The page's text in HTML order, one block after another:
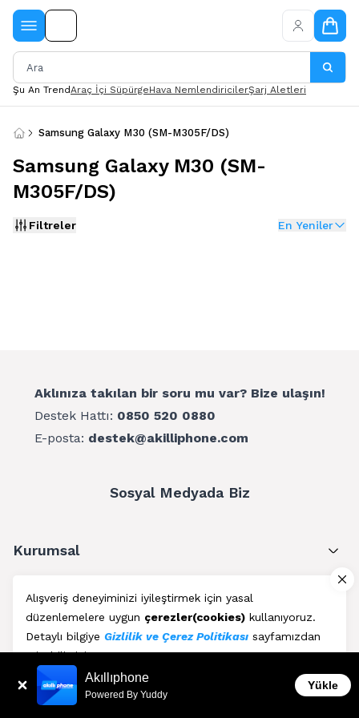
Alışveriş deneyiminizi iyileştirmek için yasal
düzenlemelere uygun çerezler(cookies) kullanıyoruz.
Detaylı bilgiye Gizlilik ve Çerez Politikası sayfamızdan
erişebilirsiniz.
Kabul Et
Şu An TrendAraç İçi SüpürgeHava NemlendiricilerŞarj Aletleri
Samsung Galaxy M30 (SM-M305F/DS)
Samsung Galaxy M30 (SM-
M305F/DS)
Filtreler En Yeniler
Aklınıza takılan bir soru mu var? Bize ulaşın!
Destek Hattı: 0850 520 0880
E-posta: destek@akilliphone.com
Sosyal Medyada Biz
Kurumsal
Müşteri Hizmetleri
Üyelik
Blog Akıllıphone
Powered By Yuddy
Yükle